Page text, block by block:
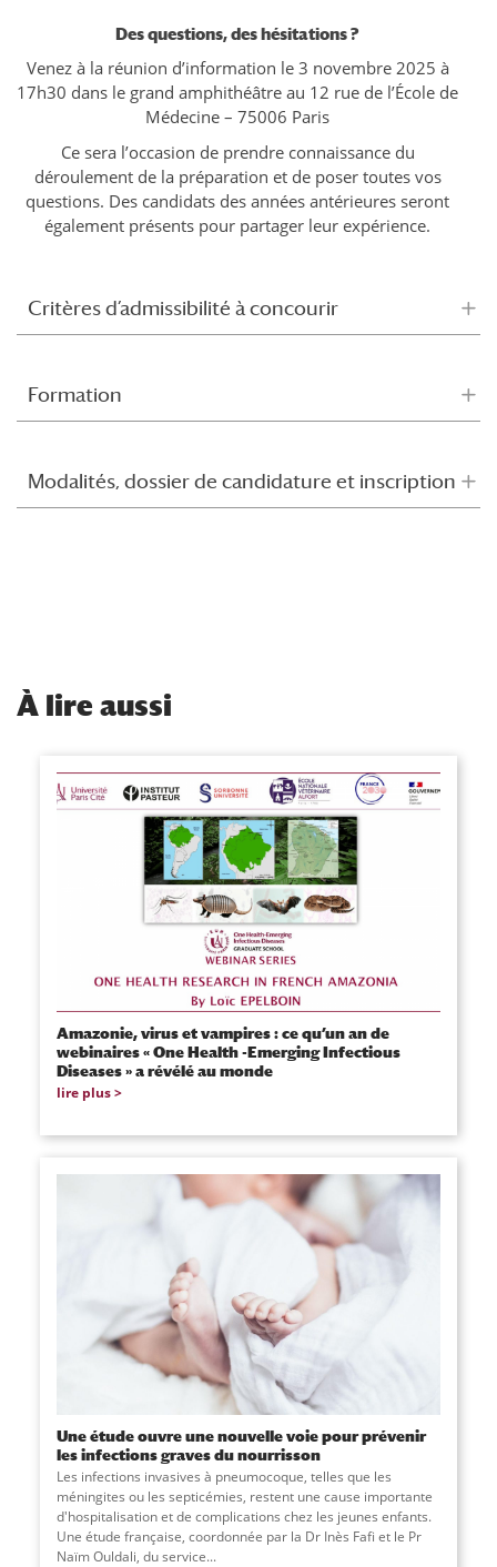
Des questions, des hésitations ?
Venez à la réunion d’information le 3 novembre 2025 à
17h30 dans le grand amphithéâtre au 12 rue de l’École de
Médecine – 75006 Paris
Ce sera l’occasion de prendre connaissance du
déroulement de la préparation et de poser toutes vos
questions. Des candidats des années antérieures seront
également présents pour partager leur expérience.
Critères d’admissibilité à concourir
Formation
Modalités, dossier de candidature et inscription
À lire aussi
Amazonie, virus et vampires : ce qu’un an de
webinaires « One Health -Emerging Infectious
Diseases » a révélé au monde
lire plus
Une étude ouvre une nouvelle voie pour prévenir
les infections graves du nourrisson
Les infections invasives à pneumocoque, telles que les
méningites ou les septicémies, restent une cause importante
d'hospitalisation et de complications chez les jeunes enfants.
Une étude française, coordonnée par la Dr Inès Fafi et le Pr
Naïm Ouldali, du service...